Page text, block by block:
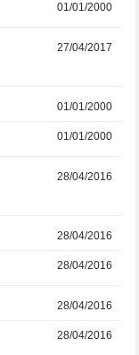
01/01/2000
27/04/2017
01/01/2000
01/01/2000
28/04/2016
28/04/2016
28/04/2016
28/04/2016
28/04/2016